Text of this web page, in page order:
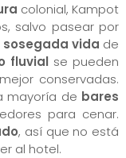
colonial, Kampot
salvo pasear por
sosegada vida de
fluvial se pueden
conservadas.
mayoría de bares
para cenar.
, así que no está
al hotel.